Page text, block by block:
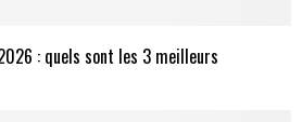
: quels sont les 3 meilleurs